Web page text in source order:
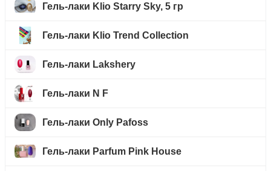
Гель-лаки Klio Starry Sky, 5 гр
Гель-лаки Klio Trend Collection
Гель-лаки Lakshery
Гель-лаки N F
Гель-лаки Only Pafoss
Гель-лаки Parfum Pink House